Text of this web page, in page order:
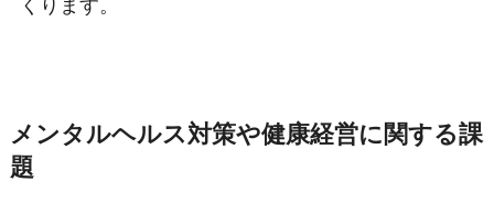
くります。
メンタルヘルス対策や健康経営に関する課
題